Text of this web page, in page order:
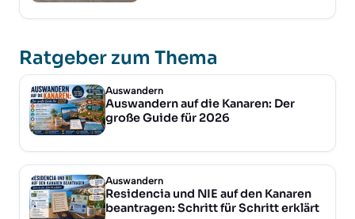
Ratgeber zum Thema
Auswandern
Auswandern auf die Kanaren: Der
große Guide für 2026
Auswandern
Residencia und NIE auf den Kanaren
beantragen: Schritt für Schritt erklärt